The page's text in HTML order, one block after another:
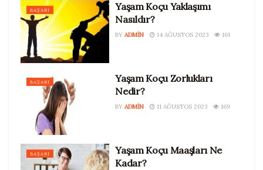
BAŞARI
Yaşam Koçu Yaklaşımı
Nasıldır?
BY ADMIN 14 AĞUSTOS 2023 161
BAŞARI
Yaşam Koçu Zorlukları
Nedir?
BY ADMIN 11 AĞUSTOS 2023 169
BAŞARI
Yaşam Koçu Maaşları Ne
Kadar?